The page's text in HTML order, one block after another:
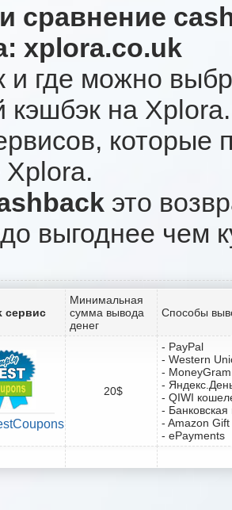
сравнение
xplora.co.uk
и где можно
кэшбэк на
которые
Xplora.
это
выгоднее чем
сервис
Минимальная
сумма вывода
денег
Способы
20$
- PayPal
- Western
- MoneyGram
-
- QIWI
-
- Amazon
- ePayments